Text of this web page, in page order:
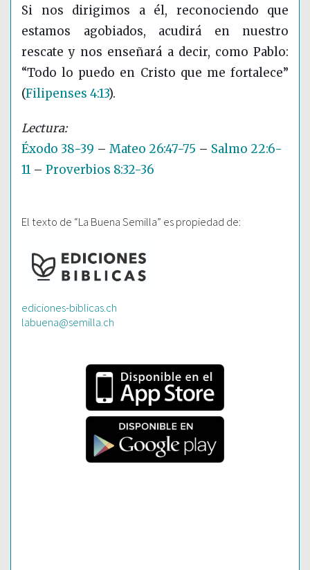
Si nos dirigimos a él, reconociendo que
estamos agobiados, acudirá en nuestro
rescate y nos enseñará a decir, como Pablo:
“Todo lo puedo en Cristo que me fortalece”
(Filipenses 4:13).
Éxodo 38-39 – Mateo 26:47-75 – Salmo 22:6-
11 – Proverbios 8:32-36
El texto de “La Buena Semilla” es propiedad de:
ediciones-biblicas.ch
labuena@semilla.ch